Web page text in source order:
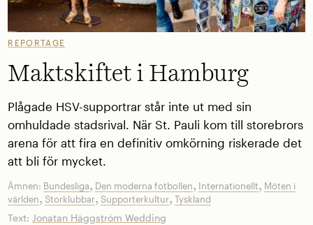
REPORTAGE
Maktskiftet i Hamburg
Plågade HSV-supportrar står inte ut med sin
omhuldade stadsrival. När St. Pauli kom till storebrors
arena för att fira en definitiv omkörning riskerade det
att bli för mycket.
Ämnen: Bundesliga, Den moderna fotbollen, Internationellt, Möten i
världen,Storklubbar,Supporterkultur,Tyskland
Text: Jonatan Häggström Wedding